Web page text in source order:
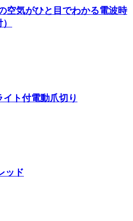
空気がひと目でわかる電波時
ト付電動爪切り
ッド